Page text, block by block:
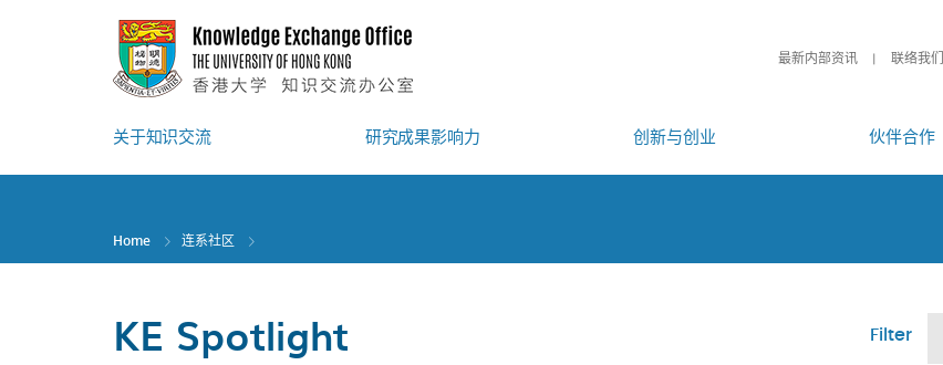
最新内部资讯 联络我们
关于知识交流 研究成果影响力 创新与创业 伙伴合作
Home 连系社区
KE Spotlight Filter